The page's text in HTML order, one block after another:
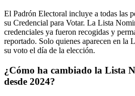
El Padrón Electoral incluye a todas las
su Credencial para Votar. La Lista
credenciales ya fueron recogidas y
reportado. Solo quienes aparecen en la
su voto el día de la elección.
¿Cómo ha cambiado la Lista
desde 2024?